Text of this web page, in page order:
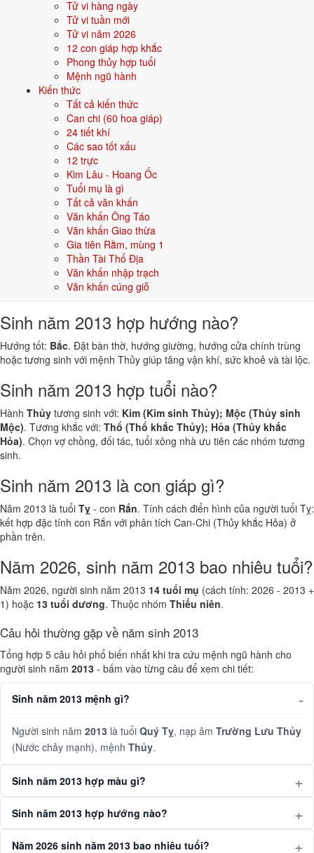
Tử vi hàng ngày
Tử vi tuần mới
Tử vi năm 2026
12 con giáp hợp khắc
Phong thủy hợp tuổi
Mệnh ngũ hành
Kiến thức
Tất cả kiến thức
Can chi (60 hoa giáp)
24 tiết khí
Các sao tốt xấu
12 trực
Kim Lâu - Hoang Ốc
Tuổi mụ là gì
Tất cả văn khấn
Văn khấn Ông Táo
Văn khấn Giao thừa
Gia tiên Rằm, mùng 1
Thần Tài Thổ Địa
Văn khấn nhập trạch
Văn khấn cúng giỗ
Đặt tên cho người sinh năm 2013 mệnh Thủy
Khi đặt tên cho người sinh năm
bộ chữ Hán thuộc hành bản mệnh hoặc hành tương sinh; tránh bộ chữ
thuộc hành tương khắc. Dưới đây là gợi ý cho
👧 Nữ
Gợi ý tên đẹp cho Nam mệnh Thủy:
Giang Long Quang Hải
Sinh năm 2013 hợp gì - kỵ gì
Người sinh năm2013mệnh Thủy
tương sinh, kỵ các yếu tố tương khắc. Cụ thể trên 5 phương diện:
Sinh năm 2013 hợp màu gì?
Người mệnhThủysinh năm 2013 nên ưu tiên các màu thuộc bản
mệnh và màu tương sinh:Đen, Xanh dương, Xanh nước biển
cho quần áo, xe, sơn nhà, vật phẩm phong thuỷ.
Sinh năm 2013 hợp hướng nào?
Hướng tốt: Bắc. Đặt bàn thờ, hướng giường, hướng cửa chính trùng
hoặc tương sinh với mệnh Thủy giúp tăng vận khí, sức khoẻ và tài lộc.
Sinh năm 2013 hợp tuổi nào?
Hành Thủy tương sinh với: Kim (Kim sinh Thủy); Mộc (Thủy sinh
Mộc). Tương khắc với: Thổ (Thổ khắc Thủy); Hỏa (Thủy khắc
Hỏa). Chọn vợ chồng, đối tác, tuổi xông nhà ưu tiên các nhóm tương
sinh.
Sinh năm 2013 là con giáp gì?
Năm 2013 là tuổi Tỵ - con Rắn. Tính cách điển hình của người tuổi Tỵ:
kết hợp đặc tính con Rắn với phân tích Can-Chi (Thủy khắc Hỏa) ở
phần trên.
Năm 2026, sinh năm 2013 bao nhiêu tuổi?
Năm 2026, người sinh năm 2013 14 tuổi mụ (cách tính: 2026 - 2013 +
1) hoặc 13 tuổi dương. Thuộc nhóm Thiếu niên.
Câu hỏi thường gặp về năm sinh 2013
Tổng hợp 5 câu hỏi phổ biến nhất khi tra cứu mệnh ngũ hành cho
người sinh năm 2013 - bấm vào từng câu để xem chi tiết:
Sinh năm 2013 mệnh gì?
Người sinh năm 2013 là tuổi Quý Tỵ, nạp âm Trường Lưu Thủy
(Nước chảy mạnh), mệnh Thủy.
Sinh năm 2013 hợp màu gì?
Sinh năm 2013 hợp hướng nào?
Năm 2026 sinh năm 2013 bao nhiêu tuổi?